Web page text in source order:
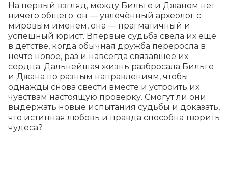
На первый взгляд, между Бильге и Джаном нет
ничего общего: он — увлечённый археолог с
мировым именем, она — прагматичный и
успешный юрист. Впервые судьба свела их ещё
в детстве, когда обычная дружба переросла в
нечто новое, раз и навсегда связавшее их
сердца. Дальнейшая жизнь разбросала Бильге
и Джана по разным направлениям, чтобы
однажды снова свести вместе и устроить их
чувствам настоящую проверку. Смогут ли они
выдержать новые испытания судьбы и доказать,
что истинная любовь и правда способна творить
чудеса?